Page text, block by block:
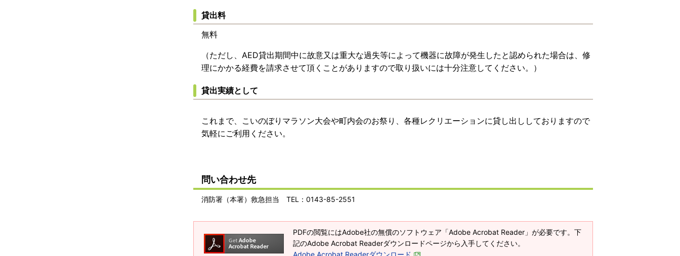
貸出料
無料
（ただし、AED貸出期間中に故意又は重大な過失等によって機器に故障が発生したと認められた場合は、修
理にかかる経費を請求させて頂くことがありますので取り扱いには十分注意してください。）
貸出実績として
これまで、こいのぼりマラソン大会や町内会のお祭り、各種レクリエーションに貸し出ししておりますので
気軽にご利用ください。
問い合わせ先
消防署（本署）救急担当 TEL：0143-85-2551
PDFの閲覧にはAdobe社の無償のソフトウェア「Adobe Acrobat Reader」が必要です。下
記のAdobe Acrobat Readerダウンロードページから入手してください。
Adobe Acrobat Readerダウンロード